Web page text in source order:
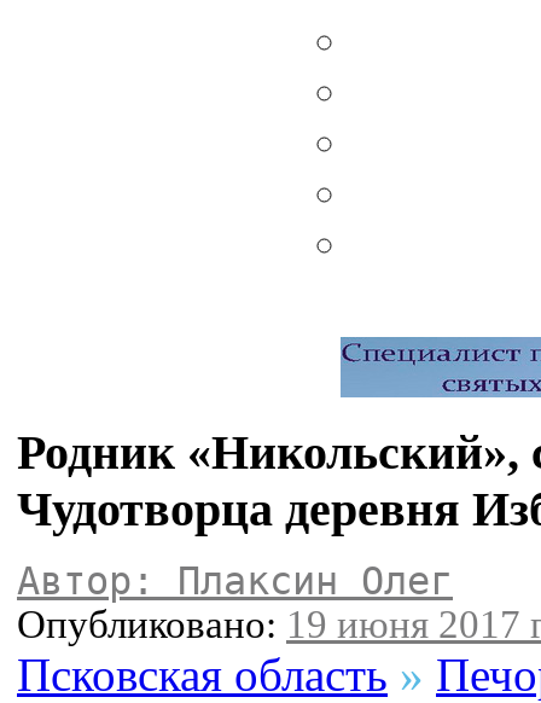
Родник «Никольский»,
Чудотворца деревня
Автор: Плаксин Олег
Опубликовано: 19 июня 2017
Псковская область »